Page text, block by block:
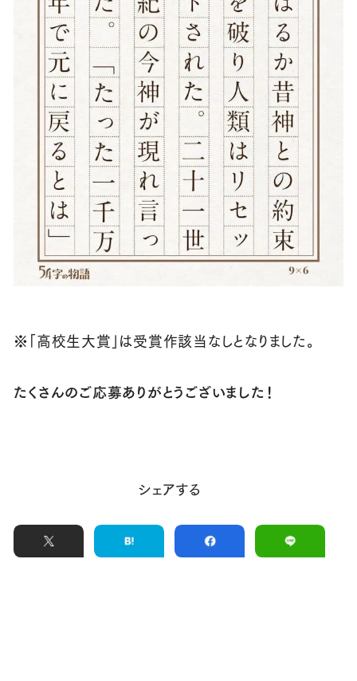
※「高校生大賞」は受賞作該当なしとなりました。
たくさんのご応募ありがとうございました！
シェアする